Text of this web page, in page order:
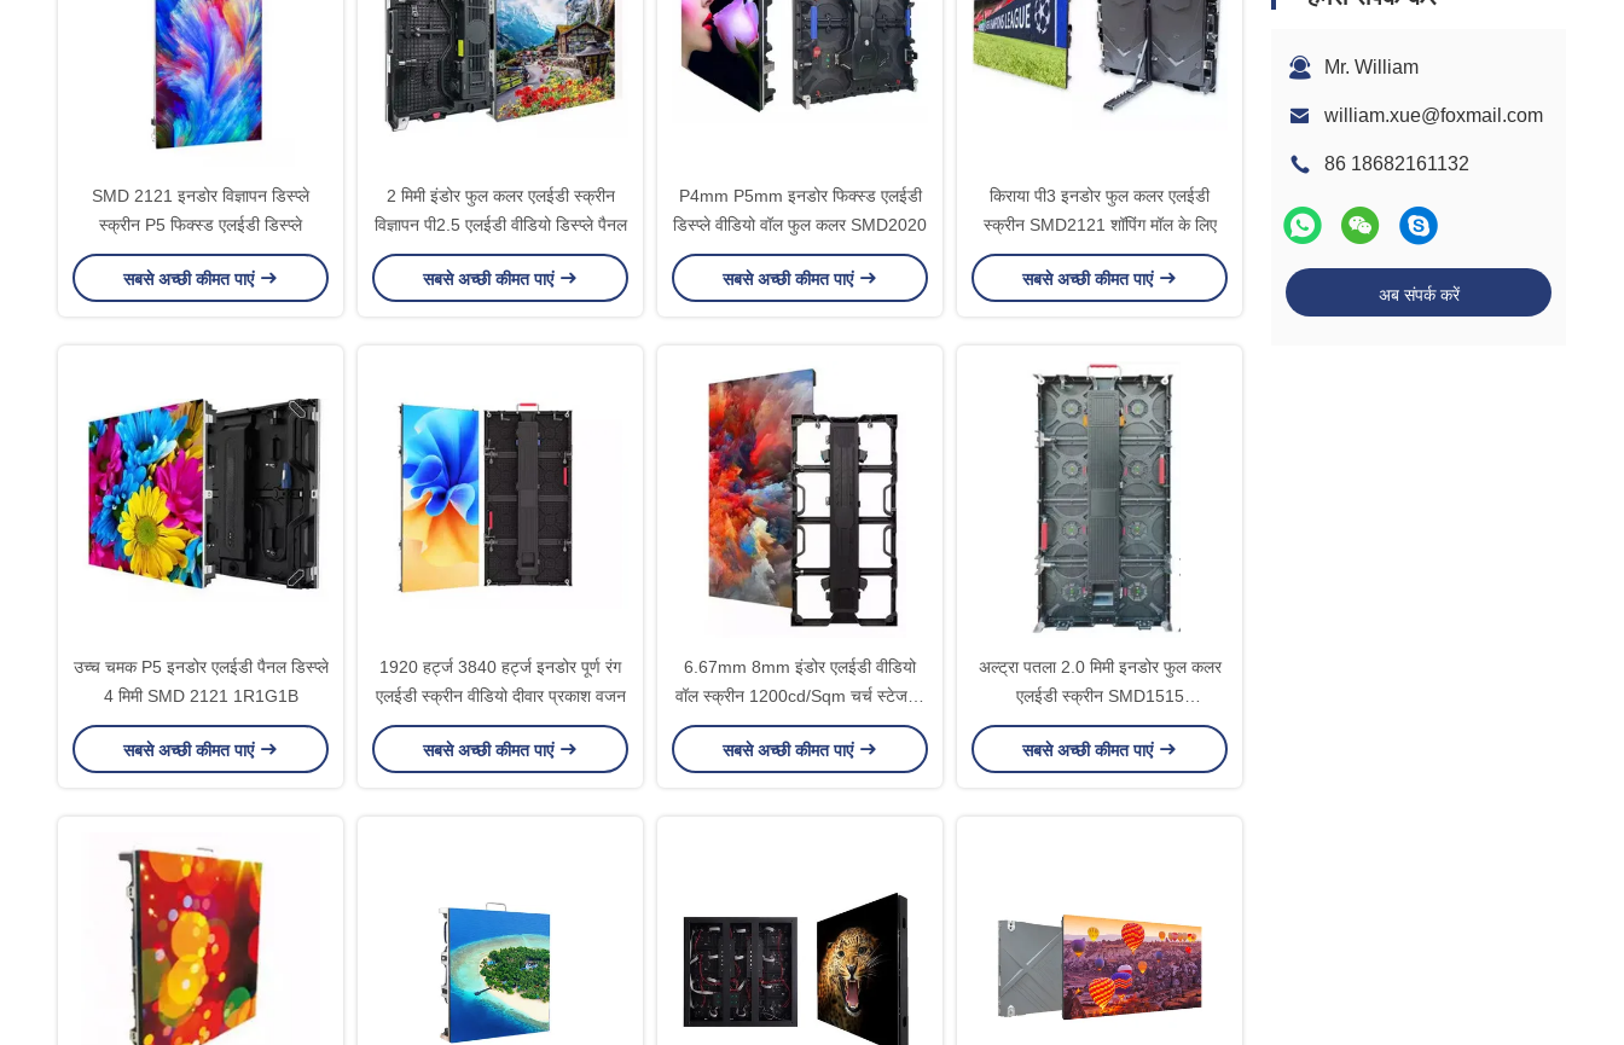
Mr. William
william.xue@foxmail.com
86 18682161132
अब संपर्क करें
SMD 2121 इनडोर विज्ञापन डिस्प्ले
स्क्रीन P5 फिक्स्ड एलईडी डिस्प्ले
सबसे अच्छी कीमत पाएं
2 मिमी इंडोर फुल कलर एलईडी स्क्रीन
विज्ञापन पी2.5 एलईडी वीडियो डिस्प्ले पैनल
सबसे अच्छी कीमत पाएं
P4mm P5mm इनडोर फिक्स्ड एलईडी
डिस्प्ले वीडियो वॉल फुल कलर SMD2020
सबसे अच्छी कीमत पाएं
किराया पी3 इनडोर फुल कलर एलईडी
स्क्रीन SMD2121 शॉपिंग मॉल के लिए
सबसे अच्छी कीमत पाएं
उच्च चमक P5 इनडोर एलईडी पैनल डिस्प्ले
4 मिमी SMD 2121 1R1G1B
सबसे अच्छी कीमत पाएं
1920 हर्ट्ज 3840 हर्ट्ज इनडोर पूर्ण रंग
एलईडी स्क्रीन वीडियो दीवार प्रकाश वजन
सबसे अच्छी कीमत पाएं
6.67mm 8mm इंडोर एलईडी वीडियो
वॉल स्क्रीन 1200cd/Sqm चर्च स्टेज के
लिए
सबसे अच्छी कीमत पाएं
अल्ट्रा पतला 2.0 मिमी इनडोर फुल कलर
एलईडी स्क्रीन SMD1515
800cd/sqm
सबसे अच्छी कीमत पाएं